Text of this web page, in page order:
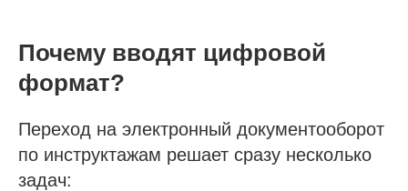
Почему вводят цифровой
формат?
Переход на электронный документооборот
по инструктажам решает сразу несколько
задач: